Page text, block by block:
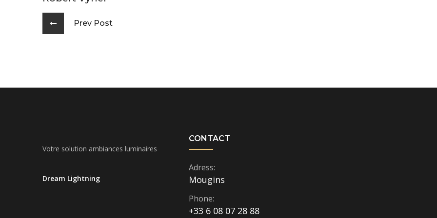
Prev Post
Votre solution ambiances luminaires
Dream Lightning
CONTACT
Adress:
Mougins
Phone:
+33 6 08 07 28 88